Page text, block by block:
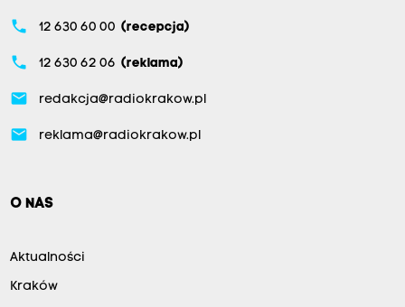
phone 12 630 60 00 (recepcja)
phone 12 630 62 06 (reklama)
email redakcja@radiokrakow.pl
email reklama@radiokrakow.pl
O NAS
Aktualności
Kraków